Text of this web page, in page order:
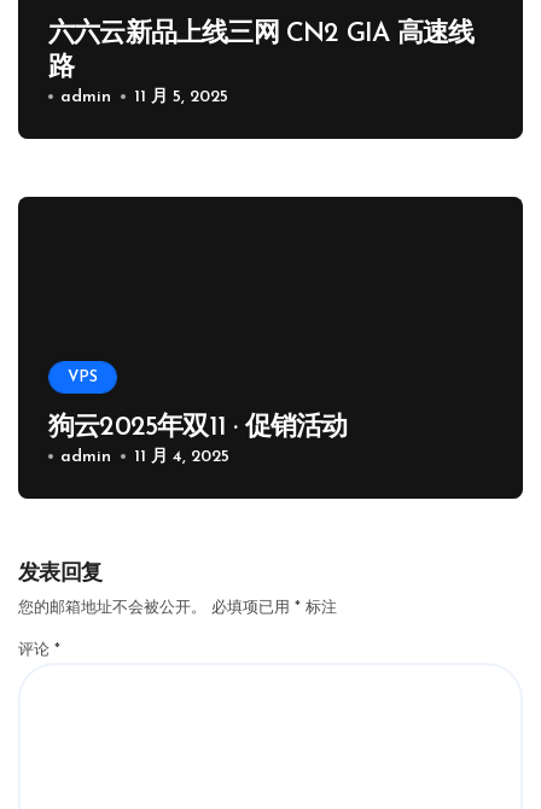
六六云新品上线三网 CN2 GIA 高速线
路
admin 11 月 5, 2025
VPS
狗云2025年双11 · 促销活动
admin 11 月 4, 2025
发表回复
您的邮箱地址不会被公开。 必填项已用 * 标注
评论 *